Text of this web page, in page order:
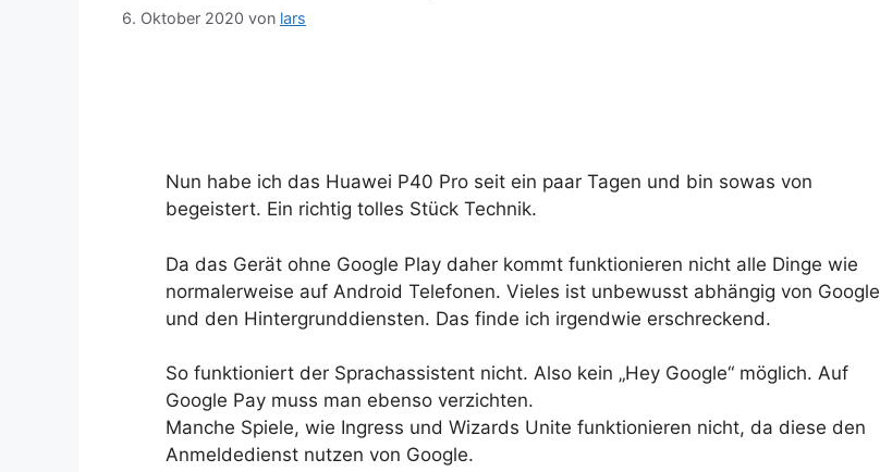
6. Oktober 2020 von lars
Nun habe ich das Huawei P40 Pro seit ein paar Tagen und bin sowas von
begeistert. Ein richtig tolles Stück Technik.
Da das Gerät ohne Google Play daher kommt funktionieren nicht alle Dinge wie
normalerweise auf Android Telefonen. Vieles ist unbewusst abhängig von Google
und den Hintergrunddiensten. Das finde ich irgendwie erschreckend.
So funktioniert der Sprachassistent nicht. Also kein „Hey Google“ möglich. Auf
Google Pay muss man ebenso verzichten.
Manche Spiele, wie Ingress und Wizards Unite funktionieren nicht, da diese den
Anmeldedienst nutzen von Google.